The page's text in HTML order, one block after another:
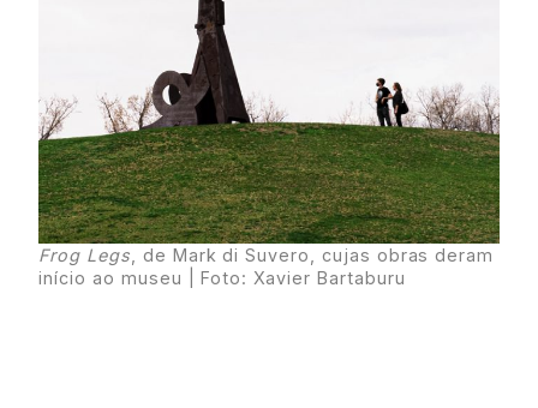
Frog Legs , de Mark di Suvero, cujas obras deram
início ao museu | Foto: Xavier Bartaburu